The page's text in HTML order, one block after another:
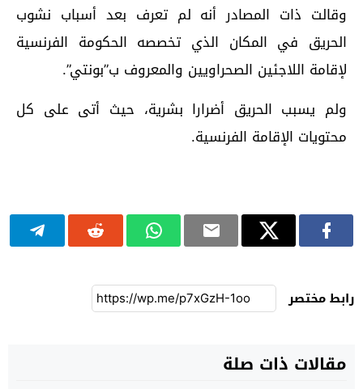
وقالت ذات المصادر أنه لم تعرف بعد أسباب نشوب
الحريق في المكان الذي تخصصه الحكومة الفرنسية
لإقامة اللاجئين الصحراويين والمعروف ب”بونتي”.
ولم يسبب الحريق أضرارا بشرية، حيث أتى على كل
محتويات الإقامة الفرنسية.
رابط مختصر
مقالات ذات صلة